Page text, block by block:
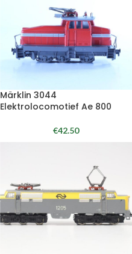
Märklin 3044
Elektrolocomotief Ae 800
€42.50